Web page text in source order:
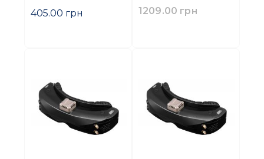
405.00 грн 1209.00 грн